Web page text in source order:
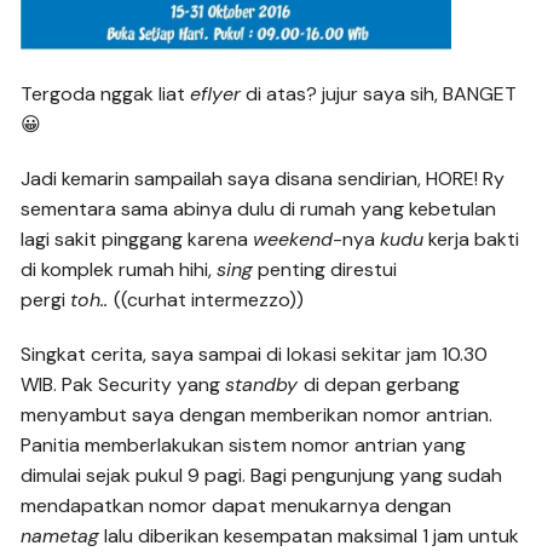
Tergoda nggak liateflyerdi atas? jujur saya sih, BANGET
😀
Jadi kemarin sampailah saya disana sendirian, HORE! Ry
sementara sama abinya dulu di rumah yang kebetulan
lagi sakit pinggang karena weekend-nyakudukerja bakti
di komplek rumah hihi,singpenting direstui
pergi toh..((curhat intermezzo))
Singkat cerita, saya sampai di lokasi sekitar jam 10.30
WIB. Pak Security yangstandbydi depan gerbang
menyambut saya dengan memberikan nomor antrian.
Panitia memberlakukan sistem nomor antrian yang
dimulai sejak pukul 9 pagi. Bagi pengunjung yang sudah
mendapatkan nomor dapat menukarnya dengan
nametaglalu diberikan kesempatan maksimal 1 jam untuk